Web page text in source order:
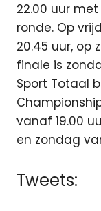
22.00 uur
ronde. Op
20.45 uur, op
finale is
Sport Totaal
vanaf 19.00
en zondag
Tweets: